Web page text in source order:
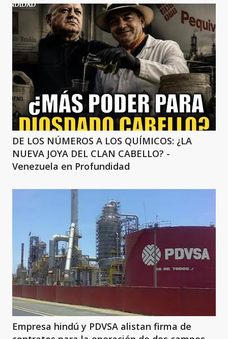
DE LOS NÚMEROS A LOS QUÍMICOS: ¿LA
NUEVA JOYA DEL CLAN CABELLO? -
Venezuela en Profundidad
Empresa hindú y PDVSA alistan firma de